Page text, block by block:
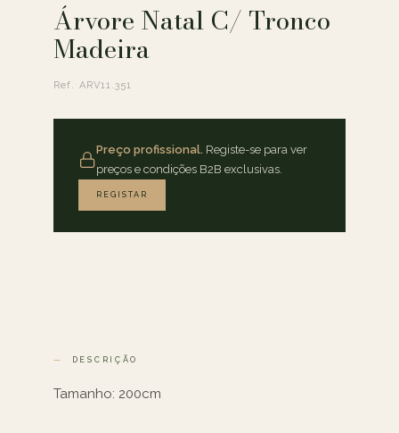
Árvore Natal C/ Tronco
Madeira
Ref. ARV11.351
Preço profissional. Registe-se para ver
preços e condições B2B exclusivas.
REGISTAR
DESCRIÇÃO
Tamanho: 200cm